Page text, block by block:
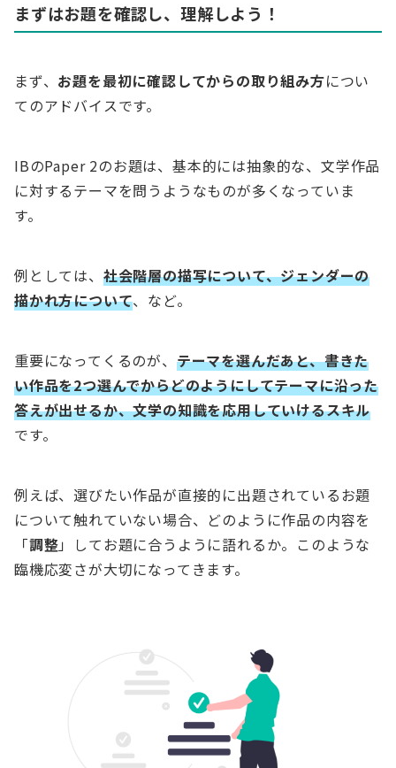
まずはお題を確認し、理解しよう！
まず、 お題を最初に確認してからの取り組み方につい
てのアドバイスです。
IBのPaper 2のお題は、基本的には抽象的な、文学作品
に対するテーマを問うようなものが多くなっていま
す。
例としては、 社会階層の描写について、ジェンダーの
描かれ方について、など。
重要になってくるのが、 テーマを選んだあと、書きた
い作品を2つ選んでからどのようにしてテーマに沿った
答えが出せるか、文学の知識を応用していけるスキル
です。
例えば、選びたい作品が直接的に出題されているお題
について触れていない場合、どのように作品の内容を
「調整」してお題に合うように語れるか。このような
臨機応変さが大切になってきます。